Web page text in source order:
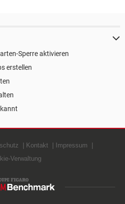
Sperre aktivieren
erstellen
Kontakt
Impressum
Verwaltung